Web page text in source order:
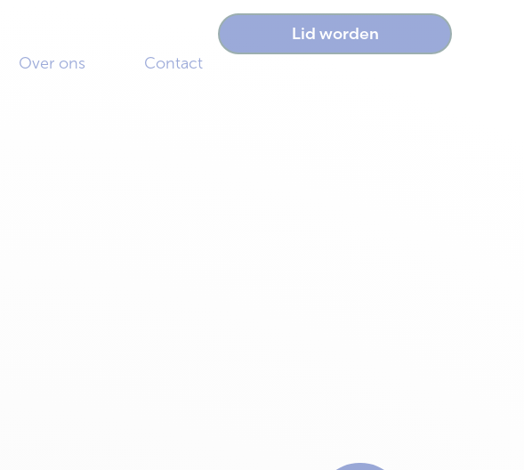
Over ons Contact
Lid worden